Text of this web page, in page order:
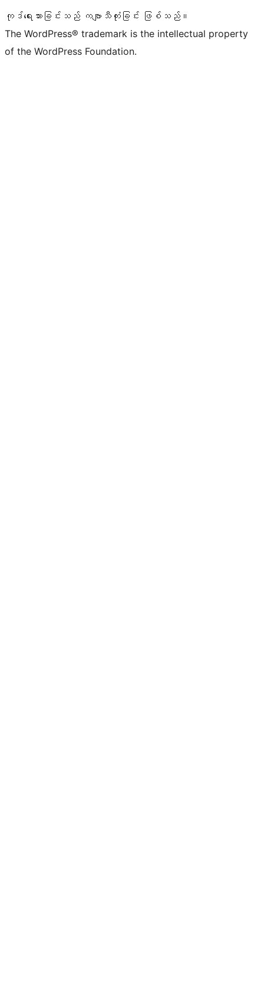
ကုဒ်ရေးသားခြင်းသည် ကဗျာသီကုံးခြင်း ဖြစ်သည်။
The WordPress® trademark is the intellectual property
of the WordPress Foundation.